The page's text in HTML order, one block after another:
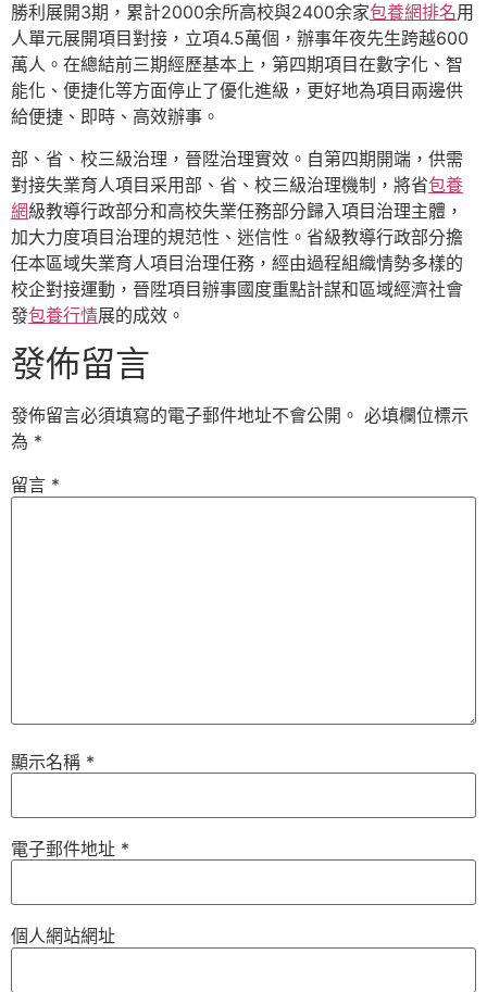
勝利展開3期，累計2000余所高校與2400余家包養網排名用
人單元展開項目對接，立項4.5萬個，辦事年夜先生跨越600
萬人。在總結前三期經歷基本上，第四期項目在數字化、智
能化、便捷化等方面停止了優化進級，更好地為項目兩邊供
給便捷、即時、高效辦事。
部、省、校三級治理，晉陞治理實效。自第四期開端，供需
對接失業育人項目采用部、省、校三級治理機制，將省包養
網級教導行政部分和高校失業任務部分歸入項目治理主體，
加大力度項目治理的規范性、迷信性。省級教導行政部分擔
任本區域失業育人項目治理任務，經由過程組織情勢多樣的
校企對接運動，晉陞項目辦事國度重點計謀和區域經濟社會
發包養行情展的成效。
發佈留言
發佈留言必須填寫的電子郵件地址不會公開。 必填欄位標示
為 *
留言 *
顯示名稱 *
電子郵件地址 *
個人網站網址